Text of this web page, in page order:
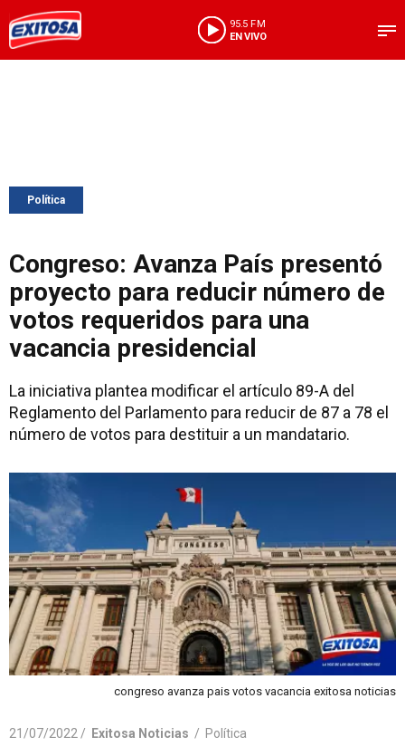
95.5 FM
EN VIVO
Política
Congreso: Avanza País presentó
proyecto para reducir número de
votos requeridos para una
vacancia presidencial
La iniciativa plantea modificar el artículo 89-A del
Reglamento del Parlamento para reducir de 87 a 78 el
número de votos para destituir a un mandatario.
congreso avanza pais votos vacancia exitosa noticias
21/07/2022 / Exitosa Noticias / Política